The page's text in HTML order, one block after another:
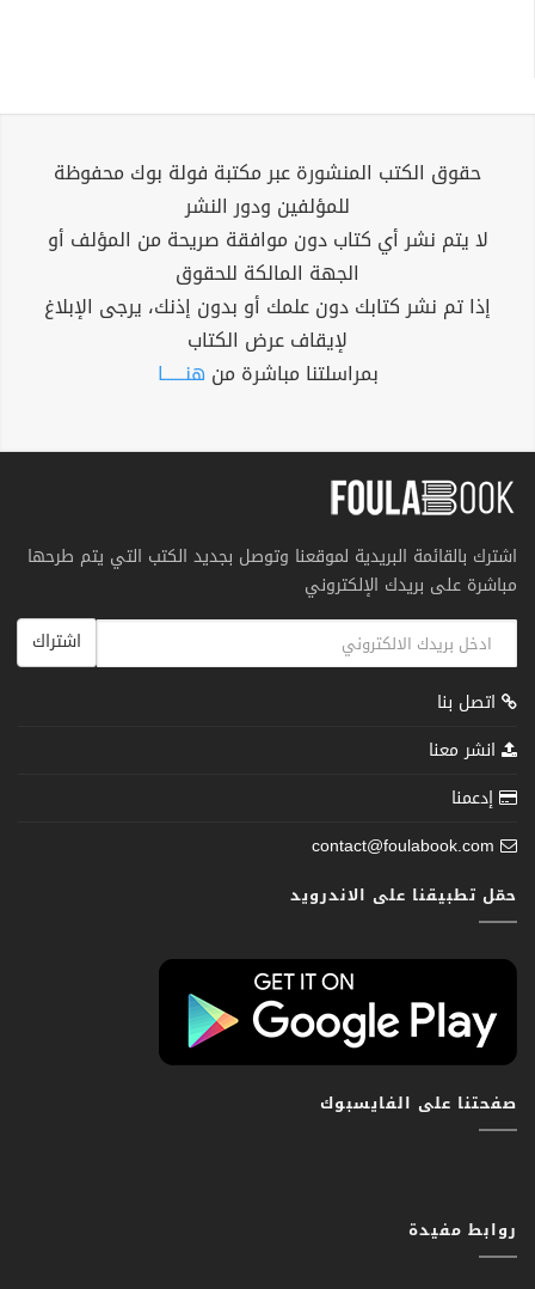
حقوق الكتب المنشورة عبر مكتبة فولة بوك محفوظة
للمؤلفين ودور النشر
لا يتم نشر أي كتاب دون موافقة صريحة من المؤلف أو
الجهة المالكة للحقوق
إذا تم نشر كتابك دون علمك أو بدون إذنك، يرجى الإبلاغ
لإيقاف عرض الكتاب
بمراسلتنا مباشرة من هنــــــا
اشترك بالقائمة البريدية لموقعنا وتوصل بجديد الكتب التي يتم طرحها
مباشرة على بريدك الإلكتروني
اشتراك
اتصل بنا
انشر معنا
إدعمنا
contact@foulabook.com
حمّل تطبيقنا على الاندرويد
صفحتنا على الفايسبوك
روابط مفيدة